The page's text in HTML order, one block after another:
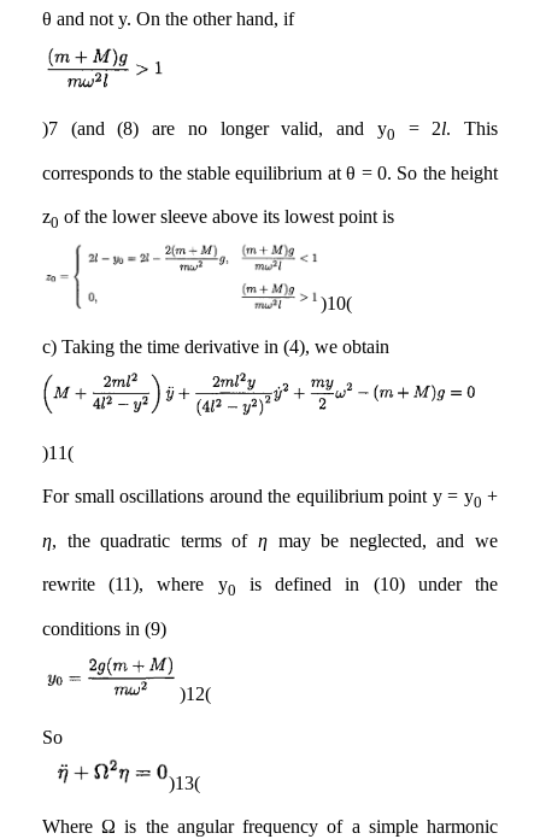
θ and not y. On the other hand, if
(7) and (8) are no longer valid, and y0 = 2l. This
corresponds to the stable equilibrium at θ = 0. So the height
z0 of the lower sleeve above its lowest point is
(10)
c) Taking the time derivative in (4), we obtain
(11)
For small oscillations around the equilibrium point y = y0 +
η, the quadratic terms of η may be neglected, and we
rewrite (11), where y0 is defined in (10) under the
conditions in (9)
(12)
So
(13)
Where Ω is the angular frequency of a simple harmonic